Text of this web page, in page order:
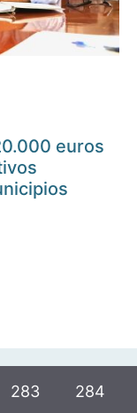
euros
283 284